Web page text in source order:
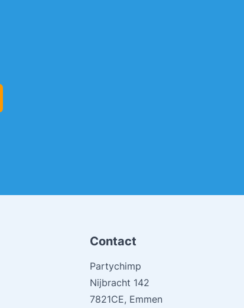
Contact
Partychimp
Nijbracht 142
7821CE, Emmen